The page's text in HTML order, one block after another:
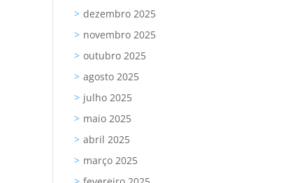
dezembro 2025
novembro 2025
outubro 2025
agosto 2025
julho 2025
maio 2025
abril 2025
março 2025